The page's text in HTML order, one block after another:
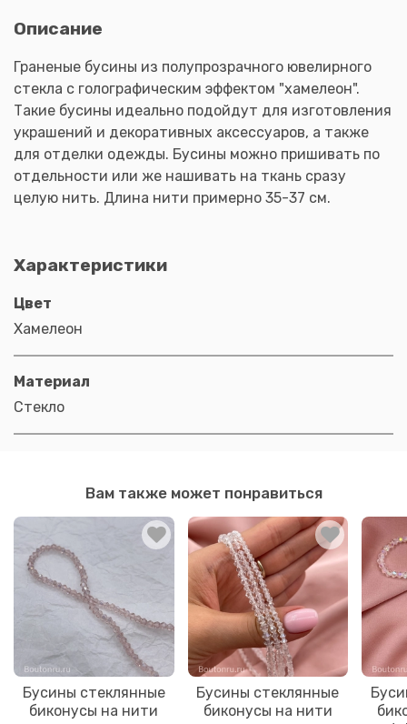
Описание
Граненые бусины из полупрозрачного ювелирного
стекла с голографическим эффектом "хамелеон".
Такие бусины идеально подойдут для изготовления
украшений и декоративных аксессуаров, а также
для отделки одежды. Бусины можно пришивать по
отдельности или же нашивать на ткань сразу
целую нить. Длина нити примерно 35-37 см.
Характеристики
Цвет
Хамелеон
Материал
Стекло
Вам также может понравиться
Бусины стеклянные
биконусы на нити
Бусины стеклянные
биконусы на нити